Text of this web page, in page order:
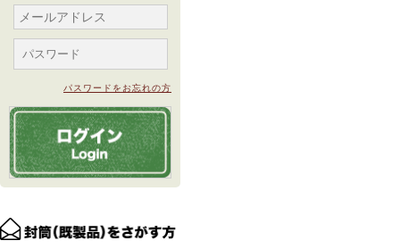
パスワードをお忘れの方